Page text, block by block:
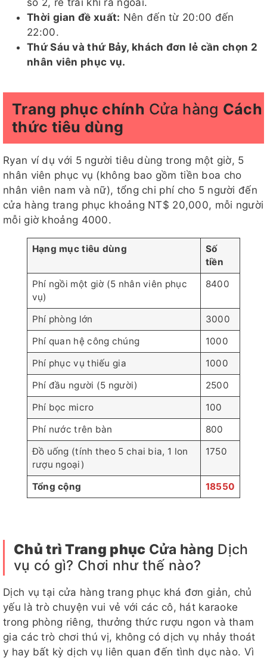
số 2, rẽ trái khi ra ngoài.
Thời gian đề xuất: Nên đến từ 20:00 đến
22:00.
Thứ Sáu và thứ Bảy, khách đơn lẻ cần chọn 2
nhân viên phục vụ.
Trang phục chính Cửa hàng Cách
thức tiêu dùng
Ryan ví dụ với 5 người tiêu dùng trong một giờ, 5
nhân viên phục vụ (không bao gồm tiền boa cho
nhân viên nam và nữ), tổng chi phí cho 5 người đến
cửa hàng trang phục khoảng NT$ 20,000, mỗi người
mỗi giờ khoảng 4000.
Hạng mục tiêu dùng
Số
tiền
Phí ngồi một giờ (5 nhân viên phục
vụ)
8400
Phí phòng lớn
3000
Phí quan hệ công chúng
1000
Phí phục vụ thiếu gia
1000
Phí đầu người (5 người)
2500
Phí bọc micro
100
Phí nước trên bàn
800
Đồ uống (tính theo 5 chai bia, 1 lon
rượu ngoại)
1750
Tổng cộng 18550
Chủ trì Trang phục Cửa hàng Dịch
vụ có gì? Chơi như thế nào?
Dịch vụ tại cửa hàng trang phục khá đơn giản, chủ
yếu là trò chuyện vui vẻ với các cô, hát karaoke
trong phòng riêng, thưởng thức rượu ngon và tham
gia các trò chơi thú vị, không có dịch vụ nhảy thoát
y hay bất kỳ dịch vụ liên quan đến tình dục nào. Vì